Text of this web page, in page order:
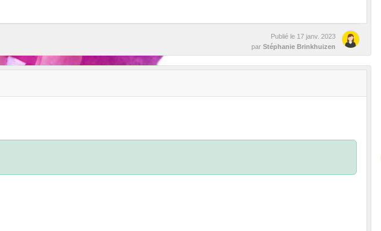
Publié le 17 janv. 2023
par Stéphanie Brinkhuizen